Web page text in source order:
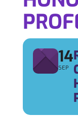
14
SEP